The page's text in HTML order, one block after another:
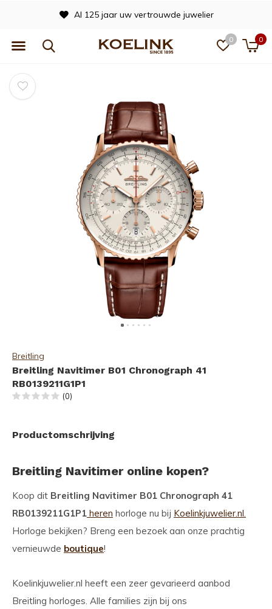
0 0
Al 125 jaar uw vertrouwde juwelier
Breitling
Breitling Navitimer B01 Chronograph 41
RB0139211G1P1
(0)
Productomschrijving
Breitling Navitimer online kopen?
Koop dit Breitling Navitimer B01 Chronograph 41
RB0139211G1P1 heren horloge nu bij Koelinkjuwelier.nl.
Horloge bekijken? Breng een bezoek aan onze prachtig
vernieuwde boutique!
Koelinkjuwelier.nl heeft een zeer gevarieerd aanbod
Breitling horloges. Alle families zijn bij ons